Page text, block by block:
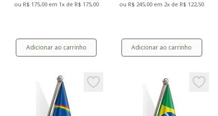
ou R$ 175,00em 1x de R$ 175,00
Adicionar ao carrinhoKit Fachada Sem Bandeira - 0.70m
ou R$ 245,00 em 2x de R$ 122,50
Adicionar ao carrinho
Kit Fachada País -
Add to favorites Add